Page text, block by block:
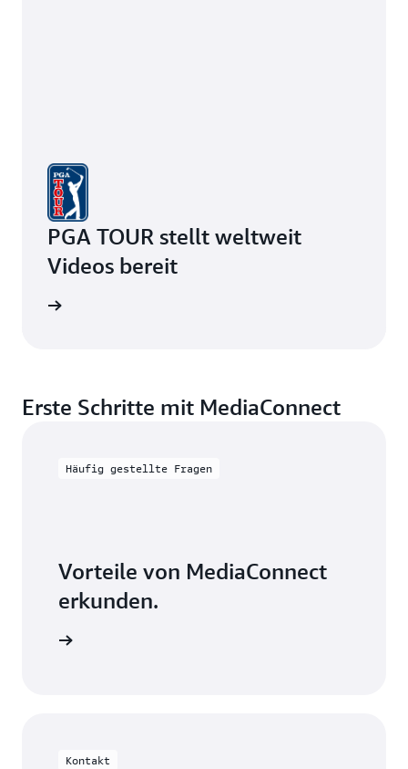
PGA TOUR stellt weltweit
Videos bereit
Erste Schritte mit MediaConnect
Häufig gestellte Fragen
Vorteile von MediaConnect
erkunden.
Kontakt